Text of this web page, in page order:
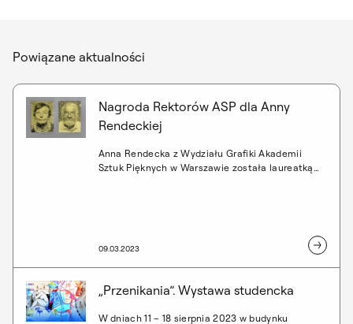
Powiązane aktualności
Nagroda Rektorów ASP dla Anny
Rendeckiej
Anna Rendecka z Wydziału Grafiki Akademii
Sztuk Pięknych w Warszawie została laureatką
09.03.2023
„Przenikania”. Wystawa studencka
W dniach 11 – 18 sierpnia 2023 w budynku